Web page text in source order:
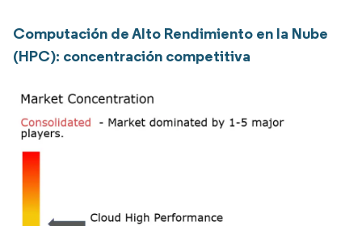
Computación de Alto Rendimiento en la Nube
(HPC): concentración competitiva